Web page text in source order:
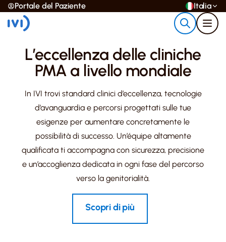
Portale del Paziente Italia
L’eccellenza delle cliniche
PMA a livello mondiale
In IVI trovi standard clinici d’eccellenza, tecnologie
d’avanguardia e percorsi progettati sulle tue
esigenze per aumentare concretamente le
possibilità di successo. Un’équipe altamente
qualificata ti accompagna con sicurezza, precisione
e un’accoglienza dedicata in ogni fase del percorso
verso la genitorialità.
Scopri di più